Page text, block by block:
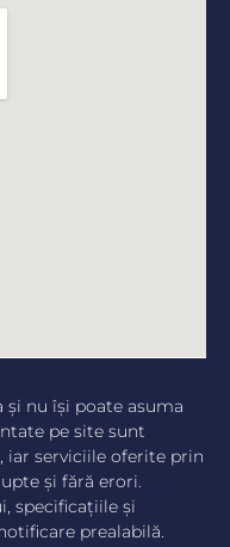
nu îşi poate asuma
pe site sunt
iar serviciile oferite prin
şi fără erori.
specificaţiile şi
prealabilă.